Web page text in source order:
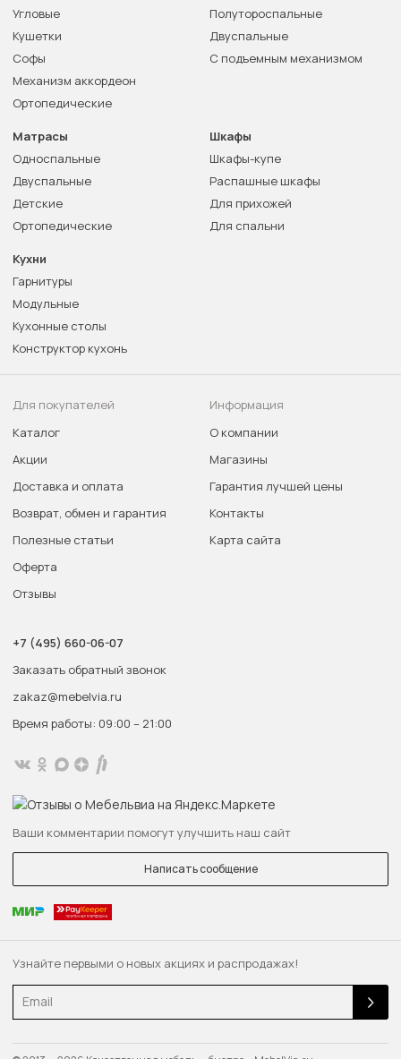
Узнайте первыми о новых акциях и распродажах!
Угловые
Кушетки
Софы
Механизм аккордеон
Ортопедические
Полутороспальные
Двуспальные
С подъемным механизмом
Матрасы
Односпальные
Двуспальные
Детские
Ортопедические
Шкафы
Шкафы-купе
Распашные шкафы
Для прихожей
Для спальни
Кухни
Гарнитуры
Модульные
Кухонные столы
Конструктор кухонь
Для покупателей
Каталог
Акции
Доставка и оплата
Возврат, обмен и гарантия
Полезные статьи
Оферта
Отзывы
Информация
О компании
Магазины
Гарантия лучшей цены
Контакты
Карта сайта
+7 (495) 660-06-07
Заказать обратный звонок
zakaz@mebelvia.ru
Время работы: 09:00 – 21:00
Ваши комментарии помогут улучшить наш сайт
Написать сообщение